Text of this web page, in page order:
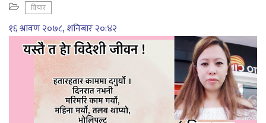
विचार
१६ श्रावण २०७८, शनिबार २०:४२